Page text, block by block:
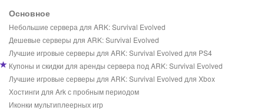
Основное
Небольшие сервера для ARK: Survival Evolved
Дешевые серверы для ARK: Survival Evolved
Лучшие игровые серверы для ARK: Survival Evolved для PS4
Купоны и скидки для аренды сервера под ARK: Survival Evolved
Лучшие игровые серверы для ARK: Survival Evolved для Xbox
Хостинги для Ark с пробным периодом
Иконки мультиплеерных игр